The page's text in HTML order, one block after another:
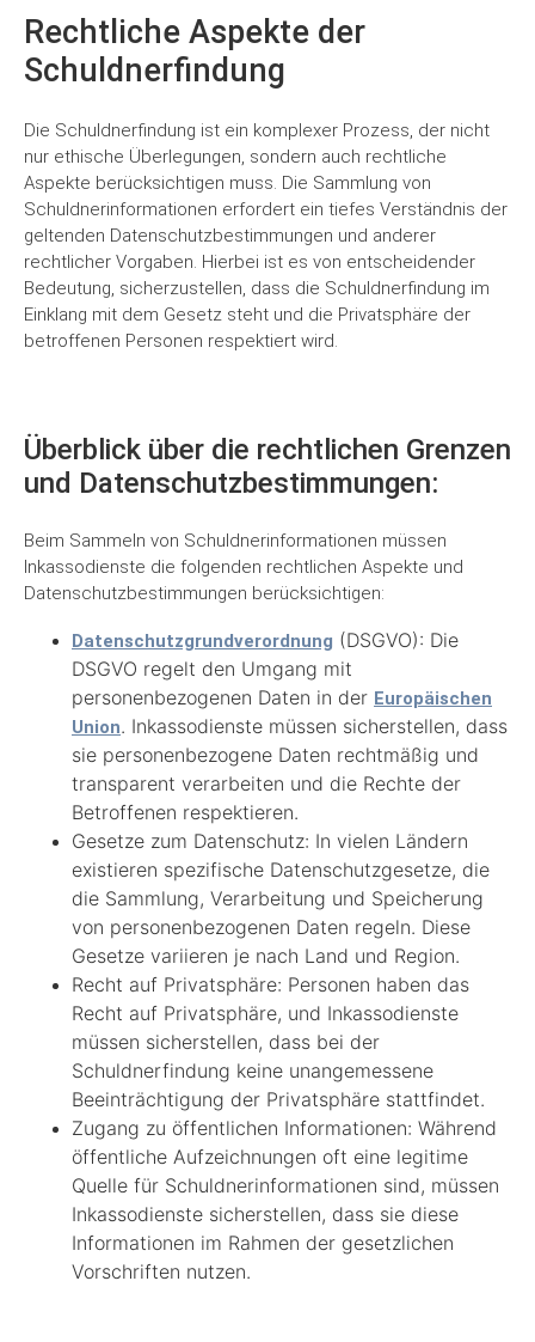
Rechtliche Aspekte der
Schuldnerfindung
Die Schuldnerfindung ist ein komplexer Prozess, der nicht
nur ethische Überlegungen, sondern auch rechtliche
Aspekte berücksichtigen muss. Die Sammlung von
Schuldnerinformationen erfordert ein tiefes Verständnis der
geltenden Datenschutzbestimmungen und anderer
rechtlicher Vorgaben. Hierbei ist es von entscheidender
Bedeutung, sicherzustellen, dass die Schuldnerfindung im
Einklang mit dem Gesetz steht und die Privatsphäre der
betroffenen Personen respektiert wird.
Überblick über die rechtlichen Grenzen
und Datenschutzbestimmungen:
Beim Sammeln von Schuldnerinformationen müssen
Inkassodienste die folgenden rechtlichen Aspekte und
Datenschutzbestimmungen berücksichtigen:
Datenschutzgrundverordnung (DSGVO): Die
DSGVO regelt den Umgang mit
personenbezogenen Daten in der Europäischen
Union. Inkassodienste müssen sicherstellen, dass
sie personenbezogene Daten rechtmäßig und
transparent verarbeiten und die Rechte der
Betroffenen respektieren.
Gesetze zum Datenschutz: In vielen Ländern
existieren spezifische Datenschutzgesetze, die
die Sammlung, Verarbeitung und Speicherung
von personenbezogenen Daten regeln. Diese
Gesetze variieren je nach Land und Region.
Recht auf Privatsphäre: Personen haben das
Recht auf Privatsphäre, und Inkassodienste
müssen sicherstellen, dass bei der
Schuldnerfindung keine unangemessene
Beeinträchtigung der Privatsphäre stattfindet.
Zugang zu öffentlichen Informationen: Während
öffentliche Aufzeichnungen oft eine legitime
Quelle für Schuldnerinformationen sind, müssen
Inkassodienste sicherstellen, dass sie diese
Informationen im Rahmen der gesetzlichen
Vorschriften nutzen.